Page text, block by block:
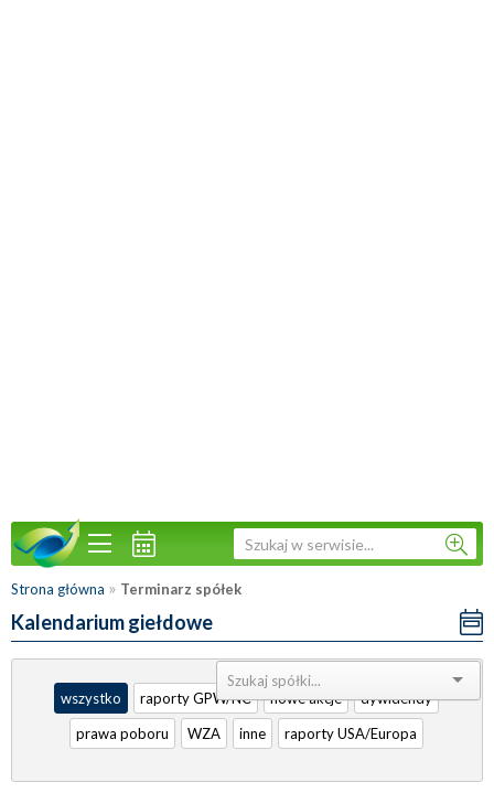
Strona główna » Terminarz spółek
Kalendarium giełdowe
Sortuj:
wszystko
raporty GPW/NC nowe akcje
dywidendy
prawa poboru
WZA inne raporty USA/Europa